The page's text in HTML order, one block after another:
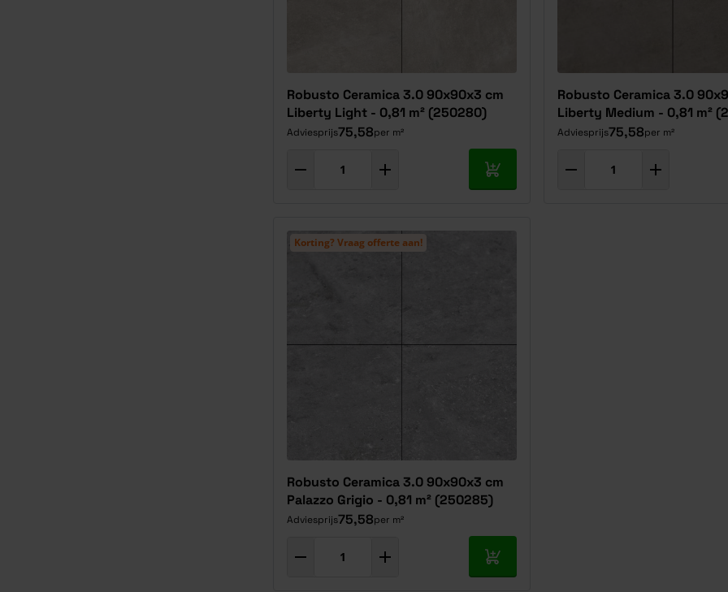
Robusto Ceramica 3.0 90x90x3 cm
Liberty Light - 0,81 m² (250280)
Adviesprijs75,58per m²
In mijn winkelwagen
Robusto Ceramica 3.0
Liberty Medium - 0,81 m²
Adviesprijs75,58per m²
Korting? Vraag offerte aan!
Robusto Ceramica 3.0 90x90x3 cm
Palazzo Grigio - 0,81 m² (250285)
Adviesprijs75,58per m²
In mijn winkelwagen